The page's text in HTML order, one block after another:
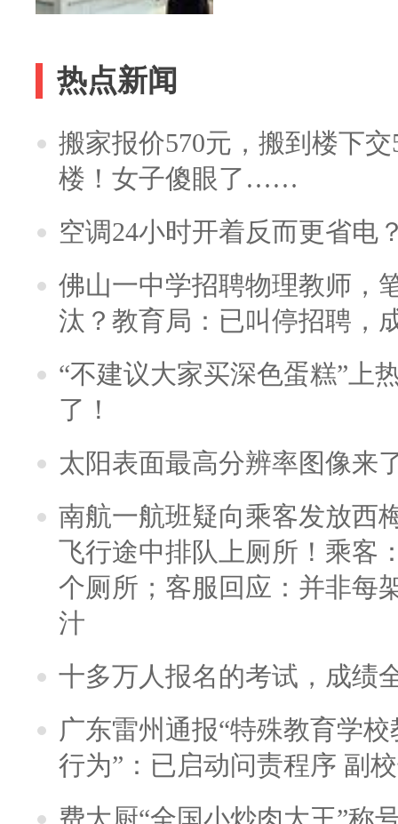
热点新闻
搬家报价570元，搬到楼下
楼！女子傻眼了……
空调24小时开着反而更省电
佛山一中学招聘物理教师，
汰？教育局：已叫停招聘，
“不建议大家买深色蛋糕”上
了！
太阳表面最高分辨率图像来
南航一航班疑向乘客发放西
飞行途中排队上厕所！乘客
个厕所；客服回应：并非每
汁
十多万人报名的考试，成绩
广东雷州通报“特殊教育学
行为”：已启动问责程序 副
费大厨“全国小炒肉大王”称